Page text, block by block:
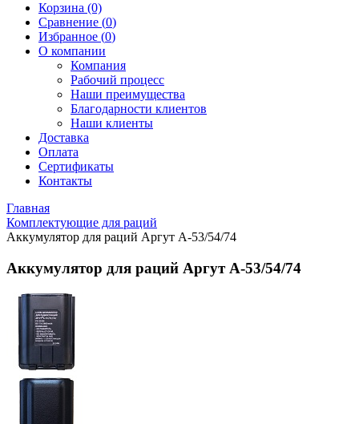
Корзина (0)
Сравнение (0)
Избранное (0)
О компании
Компания
Рабочий процесс
Наши преимущества
Благодарности клиентов
Наши клиенты
Доставка
Оплата
Сертификаты
Контакты
Главная
Комплектующие для раций
Аккумулятор для раций Аргут А-53/54/74
Аккумулятор для раций Аргут А-53/54/74